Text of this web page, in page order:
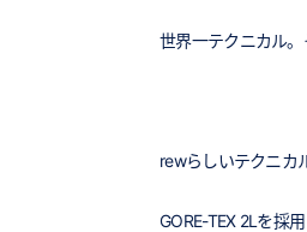
世界一テクニカル。
rewらしいテクニカ
GORE-TEX 2Lを採